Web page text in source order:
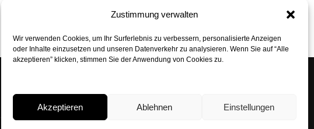
Zustimmung verwalten
Wir verwenden Cookies, um Ihr Surferlebnis zu verbessern, personalisierte Anzeigen
oder Inhalte einzusetzen und unseren Datenverkehr zu analysieren. Wenn Sie auf “Alle
akzeptieren” klicken, stimmen Sie der Anwendung von Cookies zu.
Akzeptieren Ablehnen Einstellungen
Rossmarkt 6, 80331 Munich
+49 89 24 29 24 90